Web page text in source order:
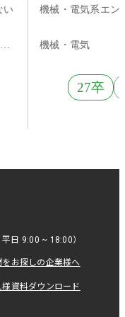
い
コンサルティング・リサーチ・web・インターネット
ェクトの中か
機械・電気系エン
機械・電気
27卒
日 9:00 ~ 18:00）
をお探しの企業様へ
様資料ダウンロード